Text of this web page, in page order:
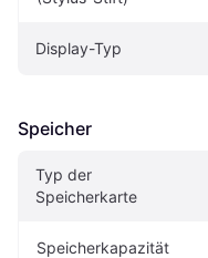
Display-Typ
Speicher
Typ der
Speicherkarte
Speicherkapazität